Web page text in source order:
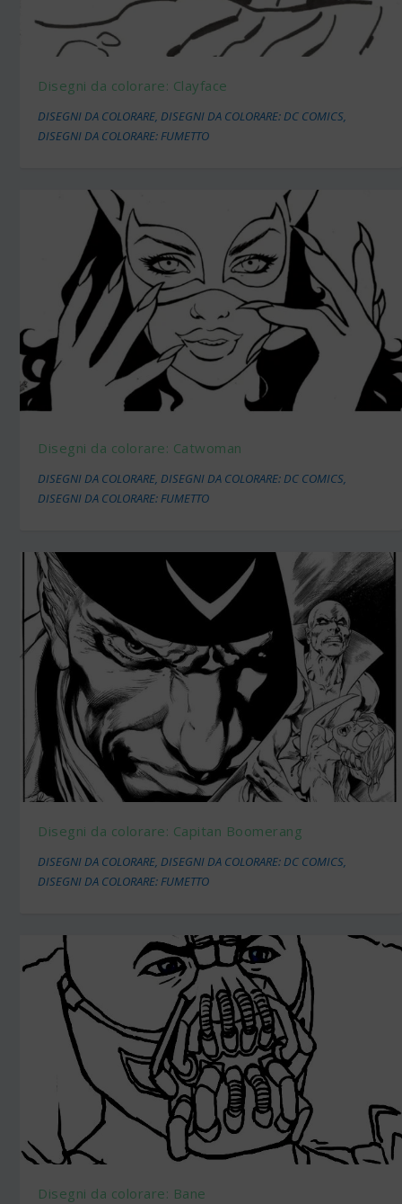
Disegni da colorare: Clayface
DISEGNI DA COLORARE,DISEGNI DA COLORARE: DC COMICS,
DISEGNI DA COLORARE: FUMETTO
Disegni da colorare: Catwoman
DISEGNI DA COLORARE,DISEGNI DA COLORARE: DC COMICS,
DISEGNI DA COLORARE: FUMETTO
Disegni da colorare: Capitan Boomerang
DISEGNI DA COLORARE DISEGNI DA COLORARE: DC COMICS
DISEGNI DA COLORARE: FUMETTO
Disegni da colorare: Bane